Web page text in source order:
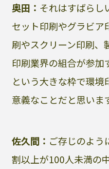
奥田： それはすばらし
セット印刷やグラビア
刷やスクリーン印刷、
印刷業界の組合が参
という大きな枠で環
意義なことだと思いま
佐久間： ご存じのよう
割以上が100人未満の